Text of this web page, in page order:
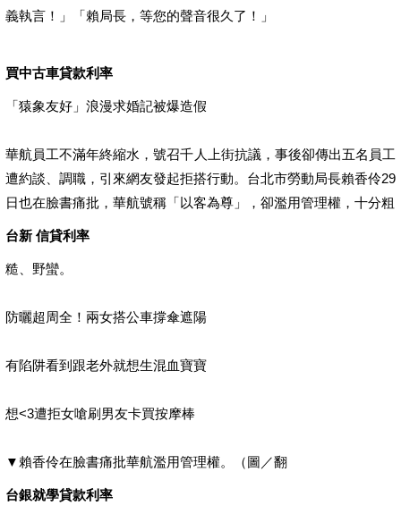
義執言！」「賴局長，等您的聲音很久了！」
買中古車貸款利率
「猿象友好」浪漫求婚記被爆造假
華航員工不滿年終縮水，號召千人上街抗議，事後卻傳出五名員工
遭約談、調職，引來網友發起拒搭行動。台北市勞動局長賴香伶29
日也在臉書痛批，華航號稱「以客為尊」，卻濫用管理權，十分粗
台新 信貸利率
糙、野蠻。
防曬超周全！兩女搭公車撐傘遮陽
有陷阱看到跟老外就想生混血寶寶
想<3遭拒女嗆刷男友卡買按摩棒
▼賴香伶在臉書痛批華航濫用管理權。（圖／翻
台銀就學貸款利率